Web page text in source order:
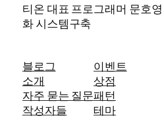
티온 대표 프로그래머 문호영
화 시스템구축
블로그
소개
자주 묻는 질문
작성자들
이벤트
상점
패턴
테마